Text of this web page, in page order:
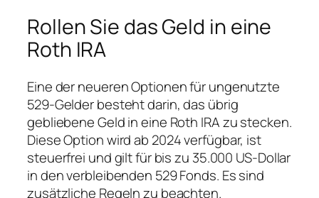
Rollen Sie das Geld in eine
Roth IRA
Eine der neueren Optionen für ungenutzte
529-Gelder besteht darin, das übrig
gebliebene Geld in eine Roth IRA zu stecken.
Diese Option wird ab 2024 verfügbar, ist
steuerfrei und gilt für bis zu 35.000 US-Dollar
in den verbleibenden 529 Fonds. Es sind
zusätzliche Regeln zu beachten.